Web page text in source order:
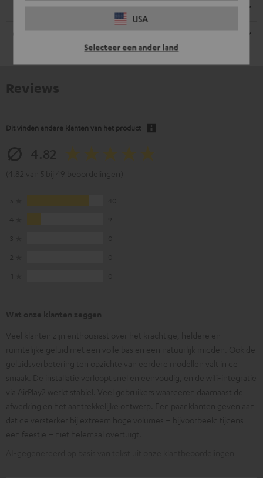
USA
Selecteer een ander land
Dit vinden andere klanten van het product